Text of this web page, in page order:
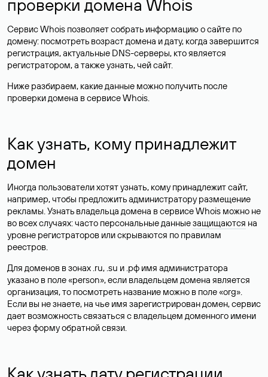
проверки домена Whois
Сервис Whois позволяет собрать информацию о сайте по
домену: посмотреть возраст домена и дату, когда завершится
регистрация, актуальные DNS-серверы, кто является
регистратором, а также узнать, чей сайт.
Ниже разбираем, какие данные можно получить после
проверки домена в сервисе Whois.
Как узнать, кому принадлежит
домен
Иногда пользователи хотят узнать, кому принадлежит сайт,
например, чтобы предложить администратору размещение
рекламы. Узнать владельца домена в сервисе Whois можно не
во всех случаях: часто персональные данныезащищаются на
уровне регистраторов или скрываются по правилам
реестров.
Для доменов в зонах .ru, .su и .рф имя администратора
указано в поле «person», если владельцем домена является
организация, то посмотреть название можно в поле «org».
Если вы не знаете, на чье имя зарегистрирован домен, сервис
дает возможность связаться с владельцем доменного имени
через форму обратной связи.